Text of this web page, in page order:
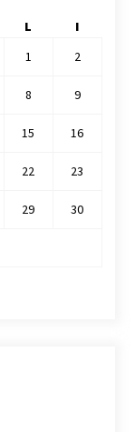
L
I
1
2
8 9
15 16
22 23
29 30